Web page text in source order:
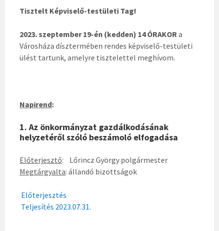
Tisztelt Képviselő-testületi Tag!
2023.szeptember 19-én (kedden) 14 ÓRAKOR a
Városháza dísztermében rendes képviselő-testületi
ülést tartunk, amelyre tisztelettel meghívom.
Napirend:
1. Az önkormányzat gazdálkodásának
helyzetéről szóló beszámoló elfogadása
Előterjesztő: Lőrincz György polgármester
Megtárgyalta: állandó bizottságok
Előterjesztés
Teljesítés 2023.07.31.